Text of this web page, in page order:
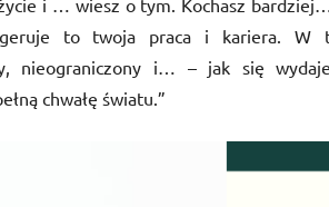
i … wiesz o tym. Kochasz
to twoja praca i kariera. W
nieograniczony i… – jak się
chwałę światu.”